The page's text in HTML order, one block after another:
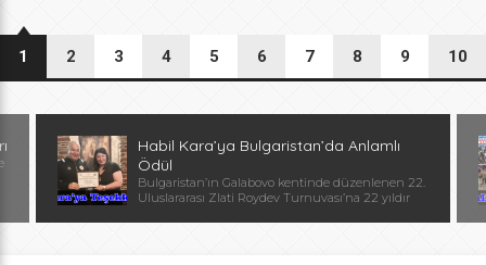
1 2 3 4 5 6 7 8 9 10
Habil Kara’ya Bulgaristan’da Anlamlı
Ödül
Bulgaristan’ın Galabovo kentinde düzenlenen 22.
Uluslararası Zlati Roydev Turnuvası’na 22 yıldır